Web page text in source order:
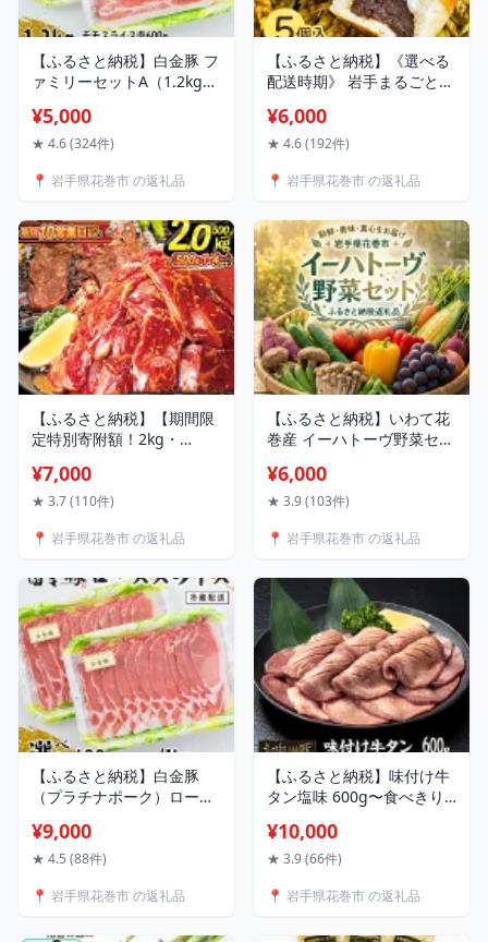
【ふるさと納税】白金豚 フ
ァミリーセットA（1.2kg）
ー用角切り600g） 豚肉 小
分け ブランド肉 冷蔵配送
¥5,000
★ 4.6 (324件)
📍 岩手県花巻市 の返礼品
【ふるさと納税】《選べる
配送時期》 岩手まるごと
ット お取り寄せ ふるさと
納税 パン スイーツ おすす
洋菓子 ケーキ
¥6,000
★ 4.6 (192件)
📍 岩手県花巻市 の返礼品
【ふるさと納税】【期間限
定特別寄附額！2kg・
厚切り牛ハラミ 500g・
1kg・2kg・2kg【3ヶ月定
10営業日以内発送≫ 選べる
ミ 焼肉 人気 BBQ バーベキ
ュー 味付け ジューシー 花
巻市 配送月指定可能
¥7,000
★ 3.7 (110件)
📍 岩手県花巻市 の返礼品
【ふるさと納税】いわて花
巻産 イーハトーヴ野菜セッ
しセット(6品〜) or 満足セ
ット(9品〜) or もりもりセ
ヶ月 6ヶ月 12ヶ月≫ 旬 野
¥6,000
★ 3.9 (103件)
📍 岩手県花巻市 の返礼品
【ふるさと納税】白金豚
（プラチナポーク）ロース
600g（300g×2パック）
1kg（500g×2パック） 小
配送 はっきんとん 高源精
¥9,000
★ 4.5 (88件)
📍 岩手県花巻市 の返礼品
【ふるさと納税】味付け牛
タン塩味 600g〜食べきり
タン 薄切り 牛肉 肉 焼肉 た
んもと たんなか 塩牛タン
¥10,000
★ 3.9 (66件)
📍 岩手県花巻市 の返礼品